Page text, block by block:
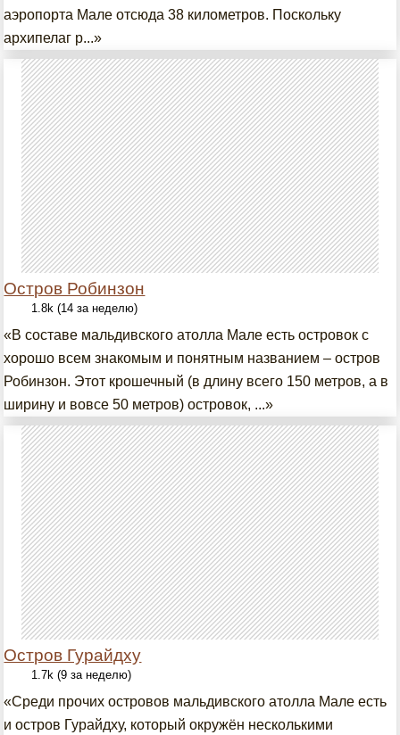
аэропорта Мале отсюда 38 километров. Поскольку
архипелаг р...»
Остров Робинзон
1.8k (14 за неделю)
«В составе мальдивского атолла Мале есть островок с
хорошо всем знакомым и понятным названием – остров
Робинзон. Этот крошечный (в длину всего 150 метров, а в
ширину и вовсе 50 метров) островок, ...»
Остров Гурайдху
1.7k (9 за неделю)
«Среди прочих островов мальдивского атолла Мале есть
и остров Гурайдху, который окружён несколькими